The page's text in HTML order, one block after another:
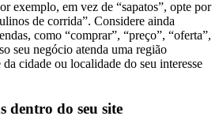
exemplo, em vez de “sapatos”, opte por
de corrida”. Considere ainda
como “comprar”, “preço”, “oferta”,
seu negócio atenda uma região
cidade ou localidade do seu interesse
dentro do seu site